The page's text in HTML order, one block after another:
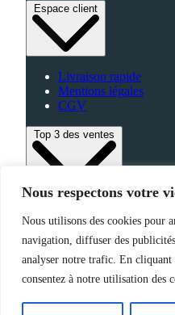
Nous respectons votre
Nous utilisons des cookies pour
navigation, diffuser des
analyser notre trafic. En cliquant
consentez à notre utilisation des
Espace client
Livraison rapide
Mentions légales
CGV
Top 3 des ventes
High-Tech
Fabriqué en France